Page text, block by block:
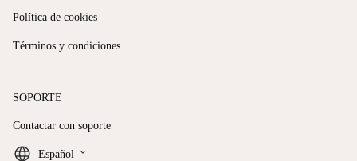
Política de cookies
Términos y condiciones
SOPORTE
Contactar con soporte
Español keyboard_arrow_down